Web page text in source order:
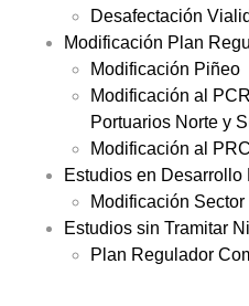
Desafectación
Modificación Plan
Modificación Piñeo
Modificación al
Portuarios Norte y
Modificación al
Estudios en Desarrollo
Modificación
Estudios sin Tramitar
Plan Regulador